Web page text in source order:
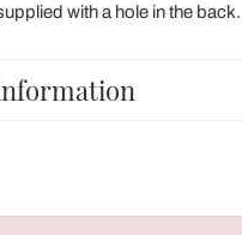
with a hole in the back.